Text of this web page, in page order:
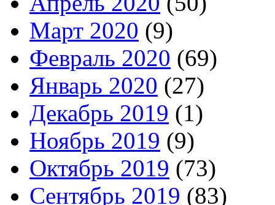
Март 2020 (9)
Февраль 2020 (69)
Январь 2020 (27)
Декабрь 2019 (1)
Ноябрь 2019 (9)
Октябрь 2019 (73)
Сентябрь 2019 (83)